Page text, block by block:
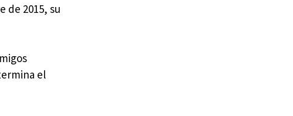
de 2015, su
el